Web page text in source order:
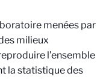
menées par
milieux
l’ensemble
la statistique des